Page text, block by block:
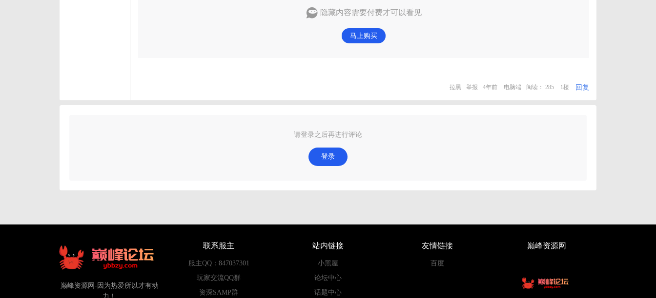
隐藏内容需要付费才可以看见
马上购买
拉黑 举报 4年前 电脑端 阅读： 285 1楼 回复
请登录之后再进行评论
登录
巅峰资源网-因为热爱所以才有动
力！
联系服主
服主QQ：847037301
玩家交流QQ群
资深SAMP群
站内链接
小黑屋
论坛中心
话题中心
友情链接
百度
巅峰资源网